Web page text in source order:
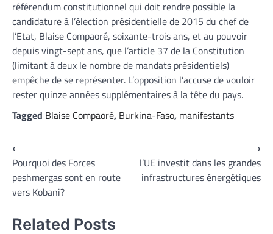
référendum constitutionnel qui doit rendre possible la
candidature à l’élection présidentielle de 2015 du chef de
l’Etat, Blaise Compaoré, soixante-trois ans, et au pouvoir
depuis vingt-sept ans, que l’article 37 de la Constitution
(limitant à deux le nombre de mandats présidentiels)
empêche de se représenter. L’opposition l’accuse de vouloir
rester quinze années supplémentaires à la tête du pays.
Tagged Blaise Compaoré, Burkina-Faso, manifestants
Navigation
de
l’article
⟵
Pourquoi des Forces
peshmergas sont en route
vers Kobani?
l’UE investit dans les grandes
infrastructures énergétiques
⟶
Related Posts